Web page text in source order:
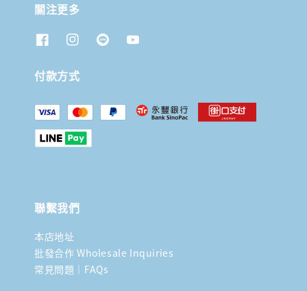
關注更多
付款方式
聯繫我們
本店地址
批發合作 Wholesale Inquiries
常見問題｜FAQs